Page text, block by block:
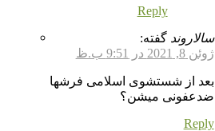
Reply
سالاروند گفته:
ژوئن 8, 2021 در 9:51 ب.ظ
بعد از شستشوی اسلامی فرشها
ضدعفونی میشن؟
Reply